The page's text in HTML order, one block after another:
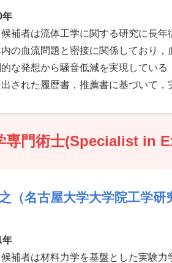
年
候補者は流体工学に関する研究に長
の血流問題と密接に関係しており
的な発想から騒音低減を実現してい
された履歴書，推薦書に基づいて，
専門術士(Specialist in
名古屋大学大学院工学研
年
候補者は材料力学を基盤とした実験